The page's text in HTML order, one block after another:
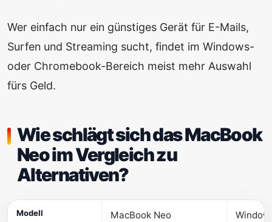
Wer einfach nur ein günstiges Gerät für E-Mails,
Surfen und Streaming sucht, findet im Windows-
oder Chromebook-Bereich meist mehr Auswahl
fürs Geld.
Wie schlägt sich das MacBook
Neo im Vergleich zu
Alternativen?
Modell MacBook Neo